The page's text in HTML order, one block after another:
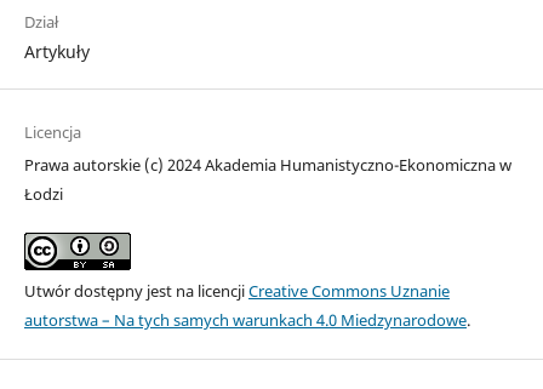
Dział
Artykuły
Licencja
Prawa autorskie (c) 2024 Akademia Humanistyczno-Ekonomiczna w
Łodzi
Utwór dostępny jest na licencjiCreative Commons Uznanie
autorstwa – Na tych samych warunkach 4.0 Miedzynarodowe.